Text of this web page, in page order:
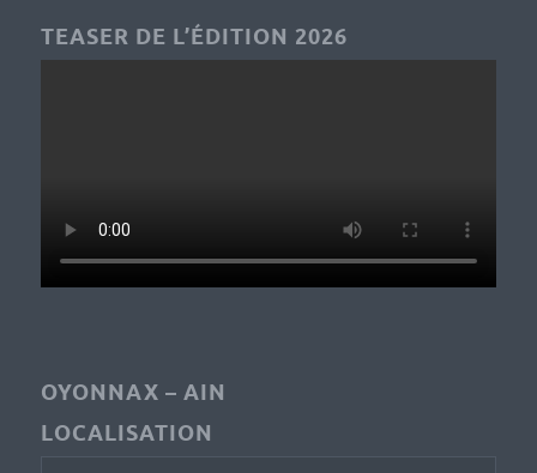
TEASER DE L’ÉDITION 2026
OYONNAX – AIN
LOCALISATION